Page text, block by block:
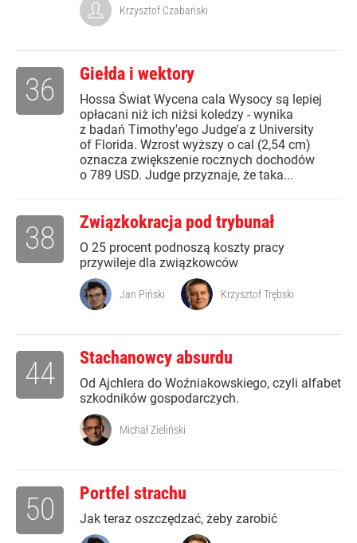
Krzysztof Czabański
Giełda i wektory
Hossa Świat Wycena cala Wysocy są lepiej
opłacani niż ich niżsi koledzy - wynika
z badań Timothy'ego Judge'a z University
of Florida. Wzrost wyższy o cal (2,54 cm)
oznacza zwiększenie rocznych dochodów
o 789 USD. Judge przyznaje, że taka...
36
Związkokracja pod trybunał
O 25 procent podnoszą koszty pracy
przywileje dla związkowców
38
Jan Piński Krzysztof Trębski
Stachanowcy absurdu
Od Ajchlera do Woźniakowskiego, czyli alfabet
szkodników gospodarczych.
44
Michał Zieliński
Portfel strachu
Jak teraz oszczędzać, żeby zarobić
50